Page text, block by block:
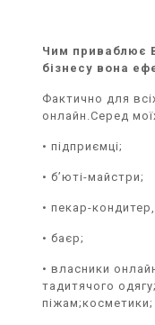
Чим приваблює
бізнесу вона
Фактично для
онлайн.Серед
• підприємці;
• б’юті-майстри;
• пекар-
• баєр;
• власники
тадитячого
піжам;косметики;